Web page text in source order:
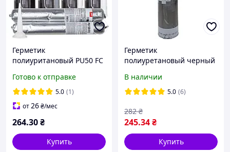
Герметик
полиуритановый PU50 FC
310мл APP, 040322
Готово к отправке
5.0 (1)
от26₴/мес
264.30₴
Купить
Герметик
полиуретановый черный
уплотняющий в гильзе
APP PU 50
В наличии
5.0 (6)
245.34₴
282 ₴
Купить